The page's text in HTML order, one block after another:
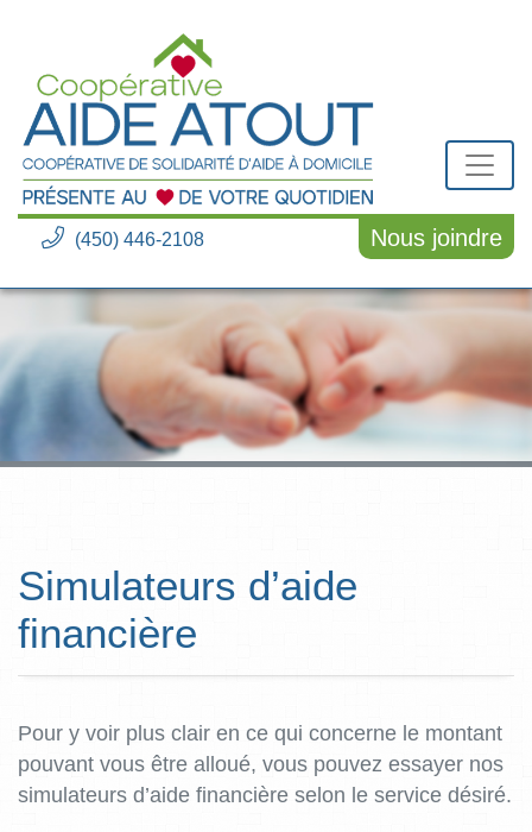
Nous joindre
(450) 446-2108
Simulateurs d’aide
financière
Pour y voir plus clair en ce qui concerne le montant
pouvant vous être alloué, vous pouvez essayer nos
simulateurs d’aide financière selon le service désiré.